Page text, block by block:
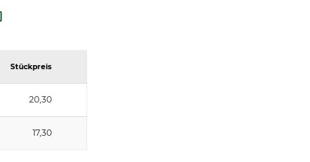
Stückpreis
20,30
17,30